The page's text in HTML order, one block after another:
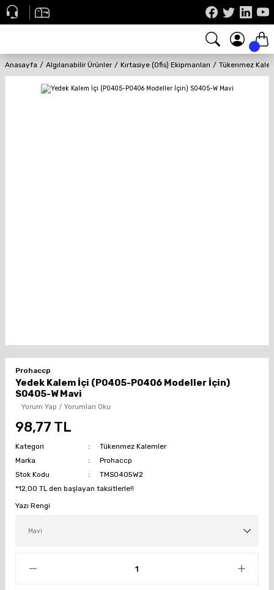
Anasayfa Algılanabilir Ürünler Kırtasiye (Ofis) Ekipmanları Tükenmez
Prohaccp
Yedek Kalem İçi (P0405-P0406 Modeller İçin)
S0405-W Mavi
Yorum Yap / Yorumları Oku
98,77 TL
Kategori
Tükenmez Kalemler
Marka
Prohaccp
Stok Kodu
TMS0405W2
*12,00 TL den başlayan taksitlerle!!
Yazı Rengi